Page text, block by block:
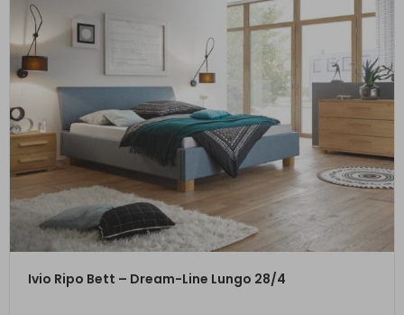
ZUM PRODUKT
Ivio Ripo Bett – Dream-Line Lungo 28/4